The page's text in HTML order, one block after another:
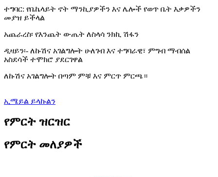
ተግባር: የቤኬላይት ኖት ማንኪያዎችን እና ሌሎች የወጥ ቤት እቃዎችን
መያዝ ይችላል
አጨራረስ፡ የእንጨት ውጤት ለስላሳ ንክኪ ሽፋን
ዲዛይን፡- ለኩሽና አገልግሎት ሁለገብ እና ተግባራዊ፣ ምግብ ማብሰል
አስደሳች ተሞክሮ ያደርገዋል
ለኩሽና አገልግሎት በጣም ምቹ እና ምርጥ ምርጫ።
ኢሜይል ይላኩልን
የምርት ዝርዝር
የምርት መለያዎች